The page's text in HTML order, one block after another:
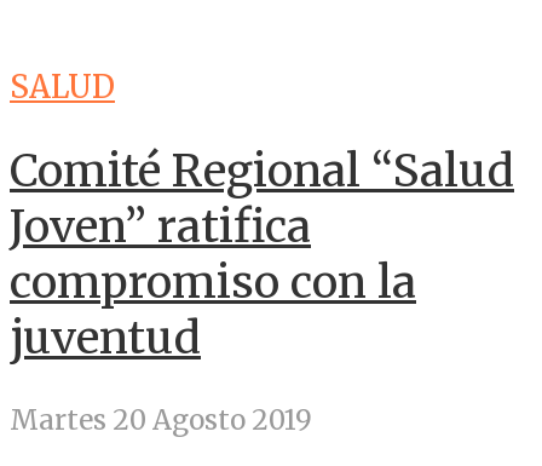
SALUD
Comité Regional “Salud
Joven” ratifica
compromiso con la
juventud
Martes 20 Agosto 2019